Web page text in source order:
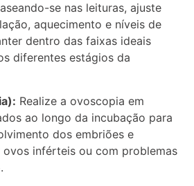
se nas leituras, ajuste
aquecimento e níveis de
dentro das faixas ideais
diferentes estágios da
Realize a ovoscopia em
ao longo da incubação para
dos embriões e
inférteis ou com problemas